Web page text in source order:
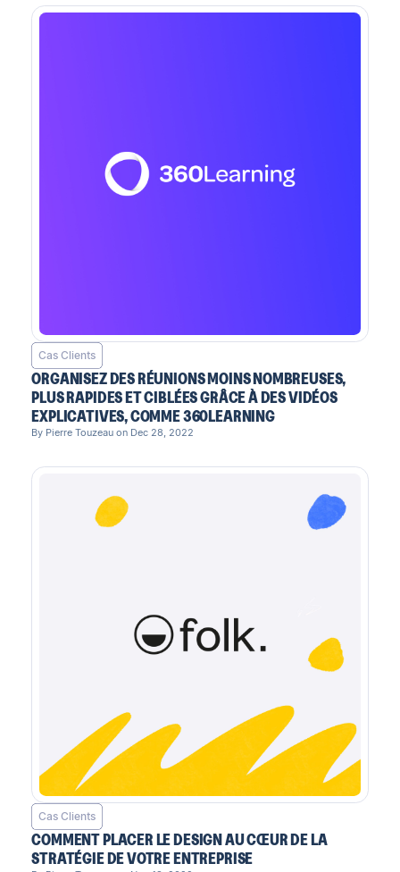
Cas Clients
ORGANISEZ DES RÉUNIONS MOINS NOMBREUSES,
PLUS RAPIDES ET CIBLÉES GRÂCE À DES VIDÉOS
EXPLICATIVES, COMME 360LEARNING
By Pierre Touzeau on Dec 28, 2022
Cas Clients
COMMENT PLACER LE DESIGN AU CŒUR DE LA
STRATÉGIE DE VOTRE ENTREPRISE